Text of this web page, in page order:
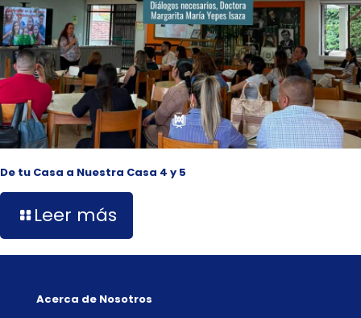
De tu Casa a Nuestra Casa 4 y 5
Leer más
Acerca de Nosotros